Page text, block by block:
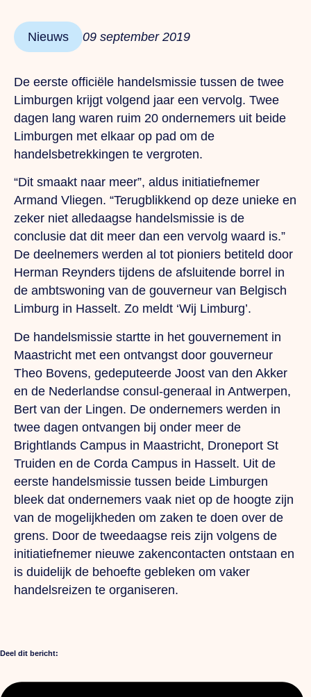
Nieuws 09 september 2019
De eerste officiële handelsmissie tussen de twee
Limburgen krijgt volgend jaar een vervolg. Twee
dagen lang waren ruim 20 ondernemers uit beide
Limburgen met elkaar op pad om de
handelsbetrekkingen te vergroten.
“Dit smaakt naar meer”, aldus initiatiefnemer
Armand Vliegen. “Terugblikkend op deze unieke en
zeker niet alledaagse handelsmissie is de
conclusie dat dit meer dan een vervolg waard is.”
De deelnemers werden al tot pioniers betiteld door
Herman Reynders tijdens de afsluitende borrel in
de ambtswoning van de gouverneur van Belgisch
Limburg in Hasselt. Zo meldt ‘Wij Limburg’.
De handelsmissie startte in het gouvernement in
Maastricht met een ontvangst door gouverneur
Theo Bovens, gedeputeerde Joost van den Akker
en de Nederlandse consul-generaal in Antwerpen,
Bert van der Lingen. De ondernemers werden in
twee dagen ontvangen bij onder meer de
Brightlands Campus in Maastricht, Droneport St
Truiden en de Corda Campus in Hasselt. Uit de
eerste handelsmissie tussen beide Limburgen
bleek dat ondernemers vaak niet op de hoogte zijn
van de mogelijkheden om zaken te doen over de
grens. Door de tweedaagse reis zijn volgens de
initiatiefnemer nieuwe zakencontacten ontstaan en
is duidelijk de behoefte gebleken om vaker
handelsreizen te organiseren.
Deel dit bericht: